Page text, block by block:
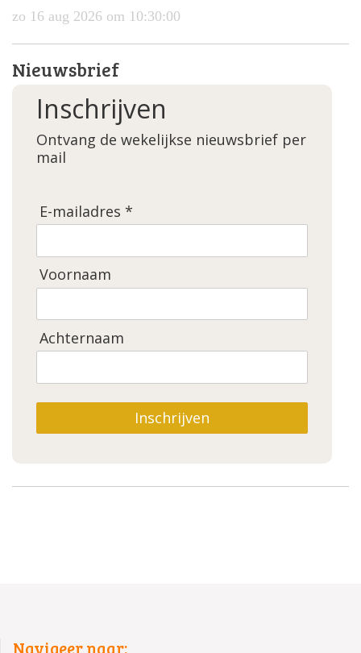
zo 16 aug 2026 om 10:30:00
Nieuwsbrief
Inschrijven
Ontvang de wekelijkse nieuwsbrief per
mail
E-mailadres *
Voornaam
Achternaam
Inschrijven
Navigeer naar: